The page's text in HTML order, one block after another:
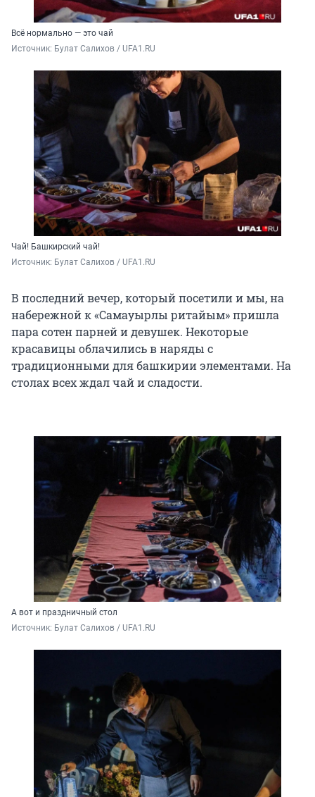
Всё нормально — это чай
Источник: Булат Салихов / UFA1.RU
Чай! Башкирский чай!
Источник: Булат Салихов / UFA1.RU
В последний вечер, который посетили и мы, на
набережной к «Самауырлы ритайым» пришла
пара сотен парней и девушек. Некоторые
красавицы облачились в наряды с
традиционными для башкирии элементами. На
столах всех ждал чай и сладости.
А вот и праздничный стол
Источник: Булат Салихов / UFA1.RU